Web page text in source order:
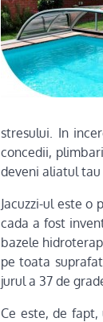
stresului. In
concedii,
deveni aliatul tau
Jacuzzi-ul este o
cada a fost
bazele
pe toata
jurul a 37 de
Ce este, de